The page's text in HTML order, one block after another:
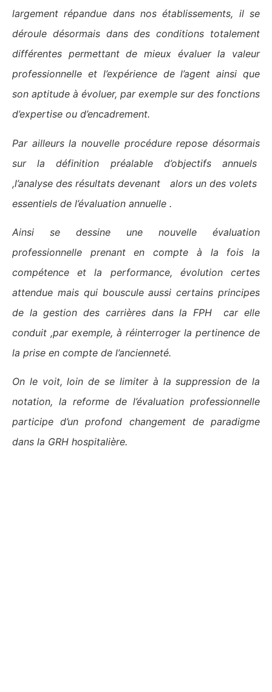
largement répandue dans nos établissements, il se
déroule désormais dans des conditions totalement
différentes permettant de mieux évaluer la valeur
professionnelle et l’expérience de l’agent ainsi que
son aptitude à évoluer, par exemple sur des fonctions
d’expertise ou d’encadrement.
Par ailleurs la nouvelle procédure repose désormais
sur la définition préalable d’objectifs annuels
,l’analyse des résultats devenant alors un des volets
essentiels de l’évaluation annuelle .
Ainsi se dessine une nouvelle évaluation
professionnelle prenant en compte à la fois la
compétence et la performance, évolution certes
attendue mais qui bouscule aussi certains principes
de la gestion des carrières dans la FPH car elle
conduit ,par exemple, à réinterroger la pertinence de
la prise en compte de l’ancienneté.
On le voit, loin de se limiter à la suppression de la
notation, la reforme de l’évaluation professionnelle
participe d’un profond changement de paradigme
dans la GRH hospitalière.